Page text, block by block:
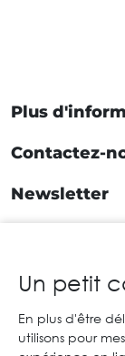
Plus
Contactez-
Newsletter
Un petit
En plus d'être
utilisons pour